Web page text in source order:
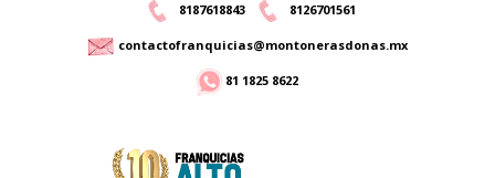
8187618843 8126701561
contactofranquicias@montonerasdonas.mx
81 1825 8622